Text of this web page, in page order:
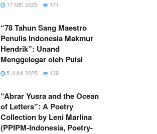
17 MEI 2025 171
“78 Tahun Sang Maestro
Penulis Indonesia Makmur
Hendrik”: Unand
Menggelegar oleh Puisi
5 JUNI 2025 139
“Abrar Yusra and the Ocean
of Letters”: A Poetry
Collection by Leni Marlina
(PPIPM-Indonesia, Poetry-